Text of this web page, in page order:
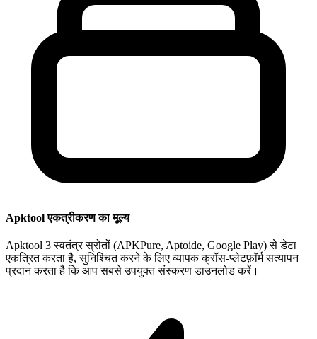
Apktool एकत्रीकरण का मूल्य
Apktool 3 स्वतंत्र स्रोतों (APKPure, Aptoide, Google Play) से डेटा
एकत्रित करता है, सुनिश्चित करने के लिए व्यापक क्रॉस-प्लेटफ़ॉर्म सत्यापन
प्रदान करता है कि आप सबसे उपयुक्त संस्करण डाउनलोड करें।